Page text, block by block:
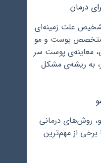
درمان
علت زمینه‌ای
متخصص پوست و مو
معاینه‌ی پوست سر
به ریشه‌ی مشکل
روش‌های درمانی
از مهم‌ترین